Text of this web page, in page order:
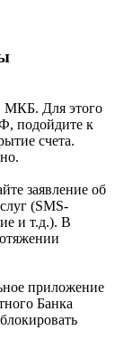
МКБ. Для этого
подойдите к
счета.
заявление об
(SMS-
и т.д.). В
приложение
Банка